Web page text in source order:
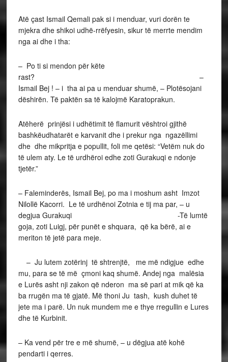
Atë çast Ismail Qemali pak si i menduar, vuri dorën te
mjekra dhe shikoi udhë-rrëfyesin, sikur të merrte mendim
nga ai dhe i tha:
– Po ti si mendon për këte
rast? –
Ismail Bej ! – i tha ai pa u menduar shumë, – Plotësojani
dëshirën. Të paktën sa të kalojmë Karatoprakun.
Atëherë prinjësi i udhëtimit të flamurit vështroi gjithë
bashkëudhatarët e karvanit dhe i prekur nga ngazëllimi
dhe dhe mikpritja e popullit, foli me qetësi: “Vetëm nuk do
të ulem aty. Le të urdhëroi edhe zoti Gurakuqi e ndonje
tjetër.”
– Faleminderës, Ismail Bej, po ma i moshum asht Imzot
Nilollë Kacorri. Le të urdhënoi Zotnia e tij ma par, – u
degjua Gurakuqi -Të lumtë
goja, zoti Luigj, për punët e shquara, që ka bërë, ai e
meriton të jetë para meje.
– Ju lutem zotërinj të shtrenjtë, me më ndigjue edhe
mu, para se të më çmoni kaq shumë. Andej nga malësia
e Lurës asht nji zakon që nderon ma së pari at mik që ka
ba rrugën ma të gjatë. Më thoni Ju tash, kush duhet të
jete ma i parë. Un nuk mundem me e thye rregullin e Lures
dhe të Kurbinit.
– Ka vend për tre e më shumë, – u dëgjua atë kohë
pendarti i qerres.